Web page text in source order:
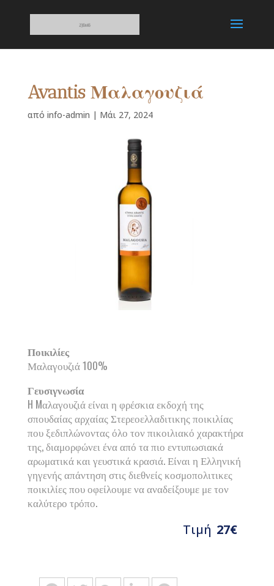
Avantis Μαλαγουζιά
από info-admin | Μάι 27, 2024
Ποικιλίες
Μαλαγουζιά 100%
Γευσιγνωσία
H Mαλαγουζιά είναι η φρέσκια εκδοχή της
σπουδαίας αρχαίας Στερεοελλαδιτικης ποικιλίας
που ξεδιπλώνοντας όλο τον πικοιλιακό χαρακτήρα
της, διαμορφώνει ένα από τα πιο εντυπωσιακά
αρωματικά και γευστικά κρασιά. Είναι η Ελληνική
γηγενής απάντηση στις διεθνείς κοσμοπολιτικες
ποικιλίες που οφείλουμε να αναδείξουμε με τον
καλύτερο τρόπο.
Τιμή 27€